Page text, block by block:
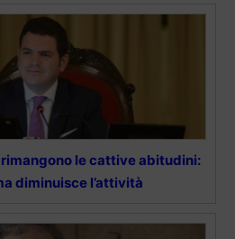
le cattive abitudini:
diminuisce l’attività